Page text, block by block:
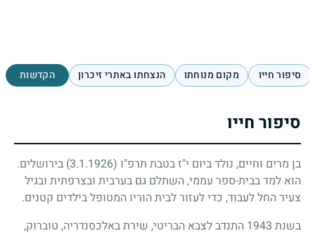
סיפור חייו מקום מנוחתו הנצחתו באתרי זיכרון הקדשות
סיפור חייו
בן מרים וחיים, נולד ביום י"ז בטבת תרפ"ו (3.1.1926)
בירושלים.
הוא למד בבית-ספר עממי, השתלם גם בערבית ובצרפתית ובגיל
צעיר החל לעבוד, כדי לעזור לבית הוריו המטופל בילדים קטנים.
בשנת 1943 התנדב לצבא הבריטי, שירת באלכסנדריה, טוברוק,